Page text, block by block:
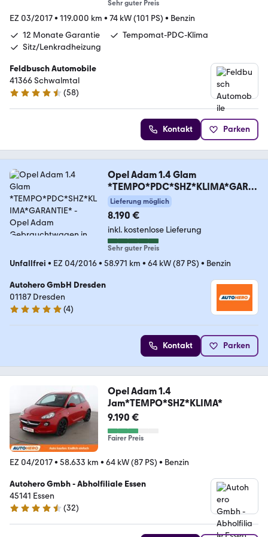
Sehr guter Preis
EZ 03/2017• 119.000 km • 74 kW (101 PS) • Benzin
12 Monate Garantie
Tempomat-PDC-Klima
Sitz/Lenkradheizung
Feldbusch Automobile
41366 Schwalmtal
4.5 Sterne
(58)
Kontakt Parken
Opel Adam 1.4 Glam
*TEMPO*PDC*SHZ*KLIMA*GARA
NTIE*
Lieferung möglich
8.190 €
inkl. kostenlose Lieferung
Sehr guter Preis
Unfallfrei • EZ 04/2016• 58.971 km • 64 kW (87 PS) • Benzin
Autohero GmbH Dresden
01187 Dresden
5 Sterne
(4)
Kontakt Parken
Opel Adam 1.4
Jam*TEMPO*SHZ*KLIMA*
9.190 €
Fairer Preis
EZ 04/2017• 58.633 km • 64 kW (87 PS) • Benzin
Autohero Gmbh - Abholfiliale Essen
45141 Essen
4.7 Sterne
(32)